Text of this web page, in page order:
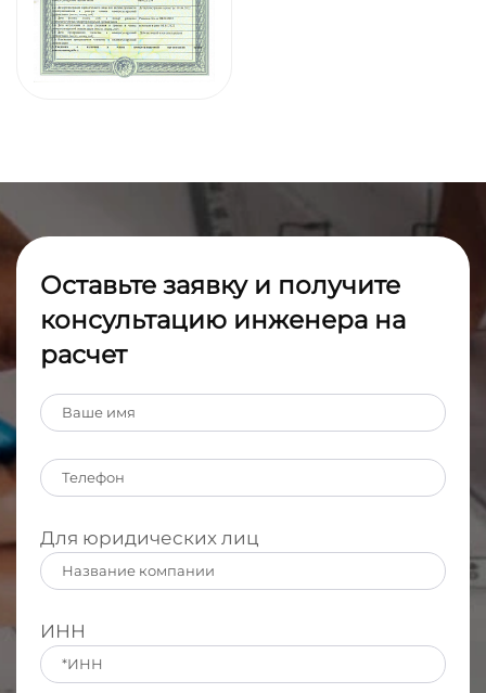
Оставьте заявку и получите
консультацию инженера на
расчет
Для юридических лиц
ИНН